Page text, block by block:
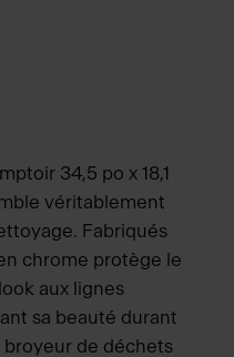
34,5 po x 18,1
véritablement
Fabriqués
chrome protège le
aux lignes
sa beauté durant
broyeur de déchets